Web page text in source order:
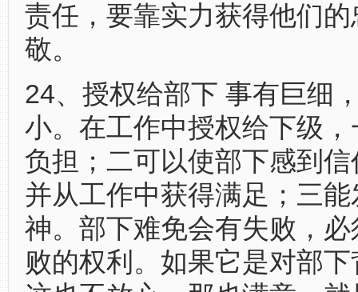
责任，要靠实力获得他们
敬。
24、授权给部下 事有巨细
小。在工作中授权给下级
负担；二可以使部下感到
并从工作中获得满足；三
神。部下难免会有失败，
败的权利。如果它是对部